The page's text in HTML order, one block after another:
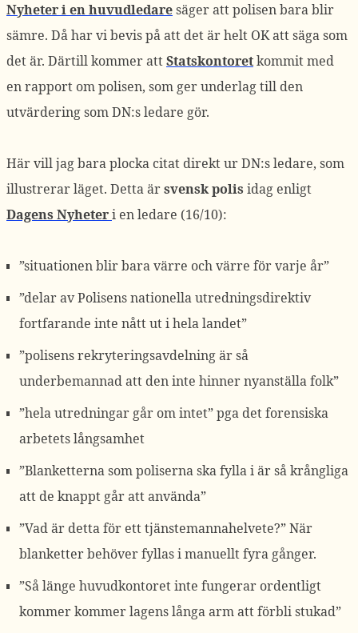
Nyheter i en huvudledaresäger att polisen bara blir
sämre. Då har vi bevis på att det är helt OK att säga som
det är. Därtill kommer attStatskontoretkommit med
en rapport om polisen, som ger underlag till den
utvärdering som DN:s ledare gör.
Här vill jag bara plocka citat direkt ur DN:s ledare, som
illustrerar läget. Detta ärsvenskpolis idag enligt
Dagens Nyheteri en ledare (16/10):
”situationen blir bara värre och värre för varje år”
”delar av Polisens nationella utredningsdirektiv
fortfarande inte nått ut i hela landet”
”polisens rekryteringsavdelning är så
underbemannad att den inte hinner nyanställa folk”
”hela utredningar går om intet” pga det forensiska
arbetets långsamhet
”Blanketterna som poliserna ska fylla i är så krångliga
att de knappt går att använda”
”Vad är detta för ett tjänstemannahelvete?” När
blanketter behöver fyllas i manuellt fyra gånger.
”Så länge huvudkontoret inte fungerar ordentligt
kommer kommer lagens långa arm att förbli stukad”